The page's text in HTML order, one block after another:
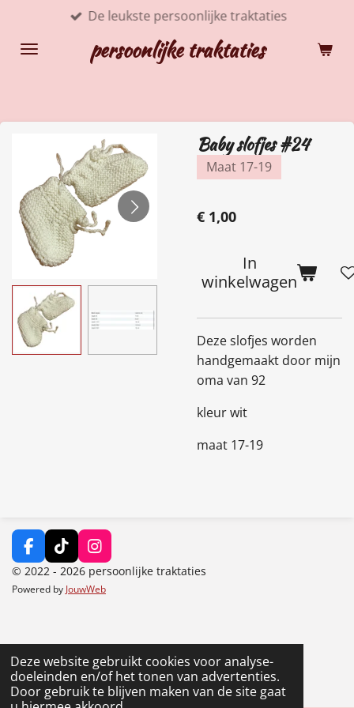
Deze website gebruikt cookies voor analyse-
doeleinden en/of het tonen van advertenties.
Door gebruik te blijven maken van de site gaat
naar
persoonlijke traktaties
De leukste persoonlijke traktaties
Baby slofjes #24
Maat 17-19
€ 1,00
In
winkelwagen
Deze slofjes worden
handgemaakt door mijn
oma van 92
kleur wit
maat 17-19
F
a
e
o
k
T
i
k
T
I
n
s
t
r
a
m
© 2022 - 2026 persoonlijke traktaties
Powered by JouwWeb